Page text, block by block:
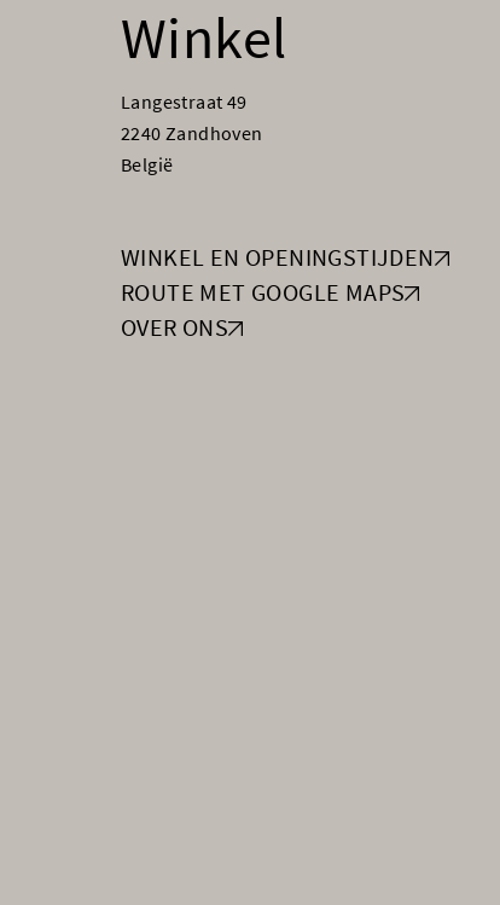
Winkel
Langestraat 49
2240 Zandhoven
België
WINKEL EN OPENINGSTIJDEN
ROUTE MET GOOGLE MAPS
OVER ONS